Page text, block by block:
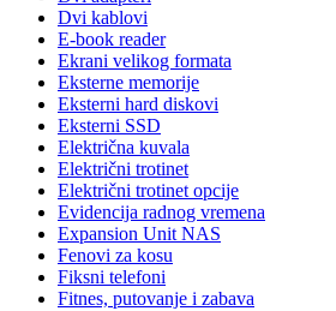
Dvi kablovi
E-book reader
Ekrani velikog formata
Eksterne memorije
Eksterni hard diskovi
Eksterni SSD
Električna kuvala
Električni trotinet
Električni trotinet opcije
Evidencija radnog vremena
Expansion Unit NAS
Fenovi za kosu
Fiksni telefoni
Fitnes, putovanje i zabava